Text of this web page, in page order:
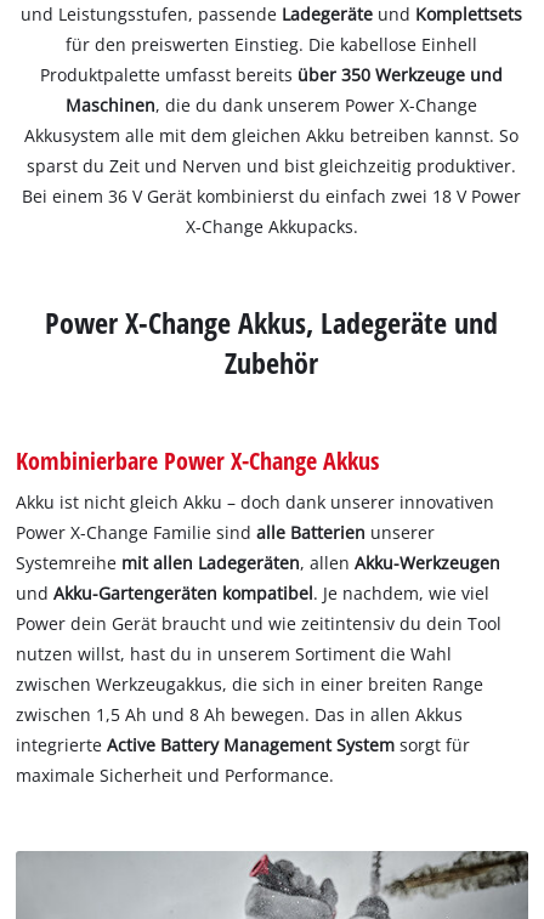
und Leistungsstufen, passende Ladegeräte und Komplettsets
für den preiswerten Einstieg. Die kabellose Einhell
Produktpalette umfasst bereits über 350 Werkzeuge und
Maschinen, die du dank unserem Power X-Change
Akkusystem alle mit dem gleichen Akku betreiben kannst. So
sparst du Zeit und Nerven und bist gleichzeitig produktiver.
Bei einem 36 V Gerät kombinierst du einfach zwei 18 V Power
X-Change Akkupacks.
Power X-Change Akkus, Ladegeräte und
Zubehör
Kombinierbare Power X-Change Akkus
Akku ist nicht gleich Akku – doch dank unserer innovativen
Power X-Change Familie sindalle Batterien unserer
Systemreihe mit allen Ladegeräten, allenAkku-Werkzeugen
undAkku-Gartengeräten kompatibel. Je nachdem, wie viel
Power dein Gerät braucht und wie zeitintensiv du dein Tool
nutzen willst, hast du in unserem Sortiment die Wahl
zwischen Werkzeugakkus, die sich in einer breiten Range
zwischen 1,5 Ah und 8 Ah bewegen. Das in allen Akkus
integrierteActive Battery Management System sorgt für
maximale Sicherheit und Performance.